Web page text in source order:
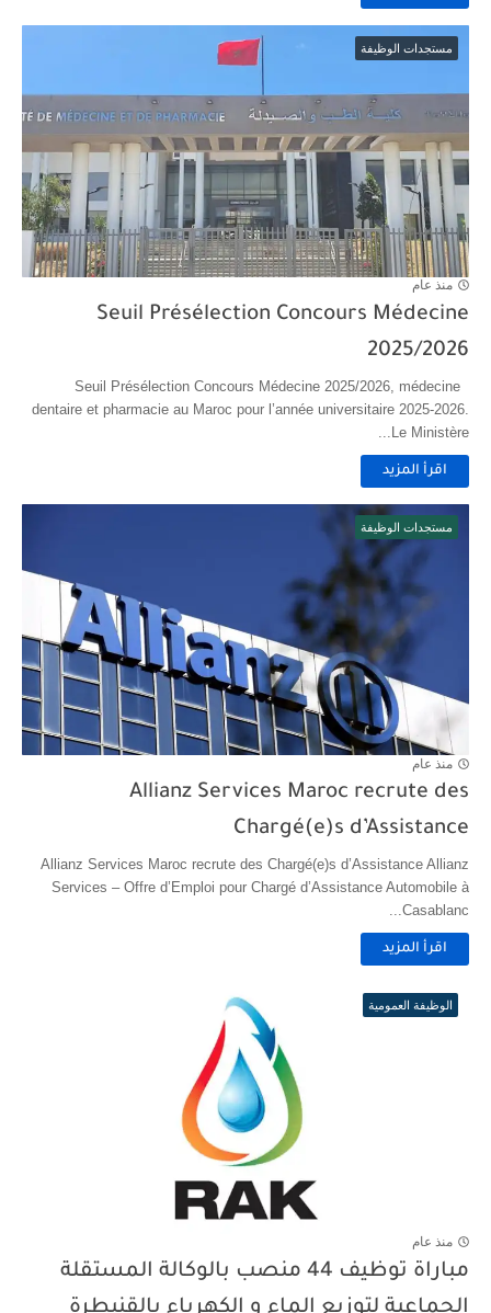
مستجدات الوظيفة
منذ عام
Seuil Présélection Concours Médecine
2025/2026
Seuil Présélection Concours Médecine 2025/2026, médecine
dentaire et pharmacie au Maroc pour l’année universitaire 2025-2026.
Le Ministère...
اقرأ المزيد
مستجدات الوظيفة
منذ عام
Allianz Services Maroc recrute des
Chargé(e)s d’Assistance
Allianz Services Maroc recrute des Chargé(e)s d’Assistance Allianz
Services – Offre d’Emploi pour Chargé d’Assistance Automobile à
Casablanc...
اقرأ المزيد
الوظيفة العمومية
منذ عام
مباراة توظيف 44 منصب بالوكالة المستقلة
الجماعية لتوزيع الماء و الكهرباء بالقنيطرة